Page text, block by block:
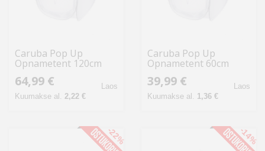
Caruba Pop Up
Opnametent 120cm
64,99 €
Kuumakse al. 2,22 €
Laos
Caruba Pop Up
Opnametent 60cm
39,99 €
Kuumakse al. 1,36 €
Laos
-22% -14%